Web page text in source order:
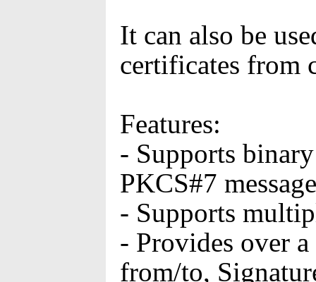
It can also be
certificates from
Features:
- Supports
PKCS#7
- Supports
- Provides over
from/to,